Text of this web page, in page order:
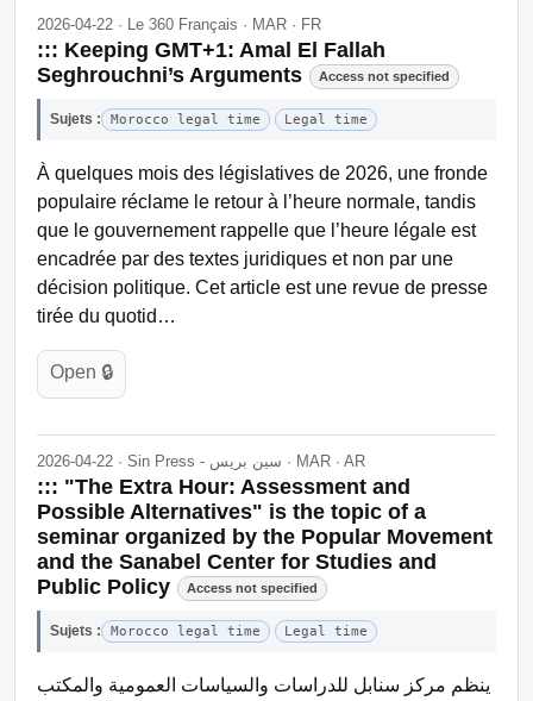
2026-04-22 · Le 360 Français · MAR · FR
::: Keeping GMT+1: Amal El Fallah
Seghrouchni’s Arguments
Access not specified
Sujets : Morocco legal time Legal time
À quelques mois des législatives de 2026, une fronde
populaire réclame le retour à l’heure normale, tandis
que le gouvernement rappelle que l’heure légale est
encadrée par des textes juridiques et non par une
décision politique. Cet article est une revue de presse
tirée du quotid…
Open 🔒
2026-04-22 · Sin Press - سين بريس · MAR · AR
::: "The Extra Hour: Assessment and
Possible Alternatives" is the topic of a
seminar organized by the Popular Movement
and the Sanabel Center for Studies and
Public Policy
Access not specified
Sujets : Morocco legal time Legal time
ينظم مركز سنابل للدراسات والسياسات العمومية والمكتب